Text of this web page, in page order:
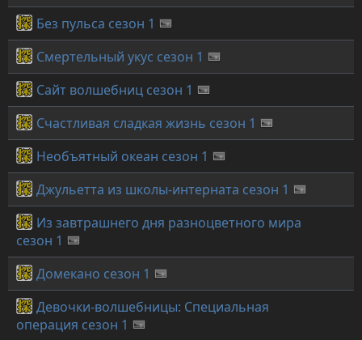
Без пульса сезон 1
Смертельный укус сезон 1
Сайт волшебниц сезон 1
Счастливая сладкая жизнь сезон 1
Необъятный океан сезон 1
Джульетта из школы-интерната сезон 1
Из завтрашнего дня разноцветного мира
сезон 1
Домекано сезон 1
Девочки-волшебницы: Специальная
операция сезон 1